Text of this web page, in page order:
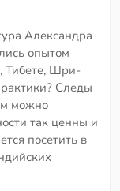
Александра
опытом
Тибете, Шри-
Следы
можно
так ценны и
посетить в